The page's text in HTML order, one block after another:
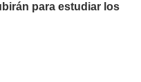
para estudiar los